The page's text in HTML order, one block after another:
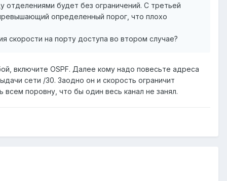
отделениями будет без ограничений. С третьей
определенный порог, что плохо
скорости на порту доступа во втором случае?
включите OSPF. Далее кому надо повесьте адреса
сети /30. Заодно он и скорость ограничит
поровну, что бы один весь канал не занял.